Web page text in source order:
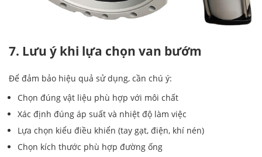
7. Lưu ý khi lựa chọn van bướm
Để đảm bảo hiệu quả sử dụng, cần chú ý:
Chọn đúng vật liệu phù hợp với môi chất
Xác định đúng áp suất và nhiệt độ làm việc
Lựa chọn kiểu điều khiển (tay gạt, điện, khí nén)
Chọn kích thước phù hợp đường ống